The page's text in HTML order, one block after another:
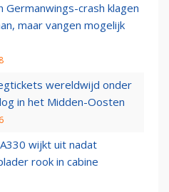
Germanwings-crash klagen
maar vangen mogelijk
wereldwijd onder
in het Midden-Oosten
wijkt uit nadat
rook in cabine